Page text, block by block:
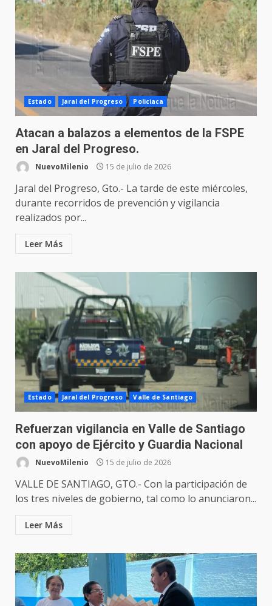
Estado Jaral del Progreso Policiaca
Atacan a balazos a elementos de la FSPE
en Jaral del Progreso.
NuevoMilenio 15 de julio de 2026
Jaral del Progreso, Gto.- La tarde de este miércoles,
durante recorridos de prevención y vigilancia
realizados por...
Leer Más
Estado Jaral del Progreso Valle de Santiago
Refuerzan vigilancia en Valle de Santiago
con apoyo de Ejército y Guardia Nacional
NuevoMilenio 15 de julio de 2026
VALLE DE SANTIAGO, GTO.- Con la participación de
los tres niveles de gobierno, tal como lo anunciaron...
Leer Más